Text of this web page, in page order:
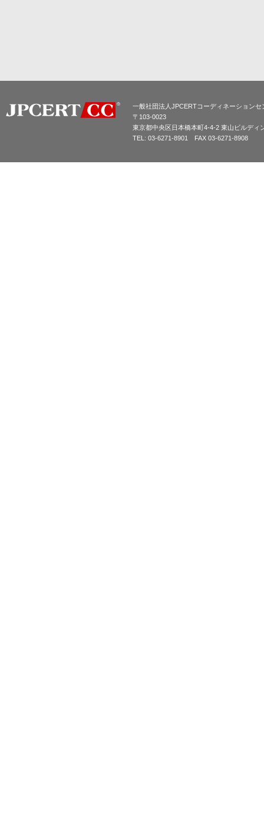
一般社団法人JPCERTコーディネーションセ
〒103-0023
東京都中央区日本橋本町4-4-2 東山ビルディ
TEL: 03-6271-8901 FAX 03-6271-8908